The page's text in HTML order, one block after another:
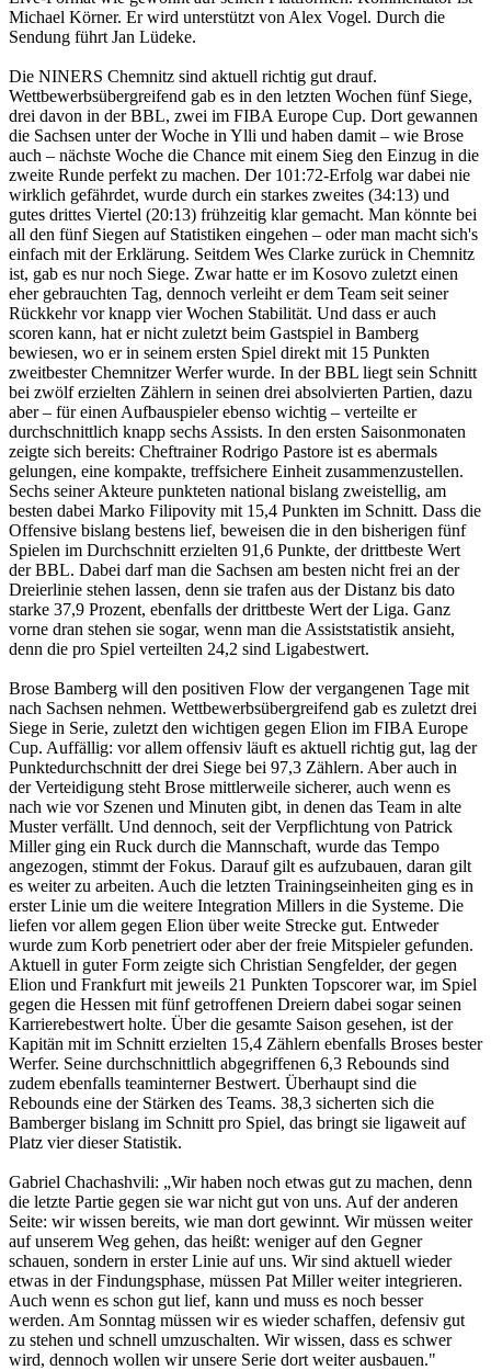
Michael Körner. Er wird unterstützt von Alex Vogel. Durch die
Sendung führt Jan Lüdeke.
Die NINERS Chemnitz sind aktuell richtig gut drauf.
Wettbewerbsübergreifend gab es in den letzten Wochen fünf Siege,
drei davon in der BBL, zwei im FIBA Europe Cup. Dort gewannen
die Sachsen unter der Woche in Ylli und haben damit – wie Brose
auch – nächste Woche die Chance mit einem Sieg den Einzug in die
zweite Runde perfekt zu machen. Der 101:72-Erfolg war dabei nie
wirklich gefährdet, wurde durch ein starkes zweites (34:13) und
gutes drittes Viertel (20:13) frühzeitig klar gemacht. Man könnte bei
all den fünf Siegen auf Statistiken eingehen – oder man macht sich's
einfach mit der Erklärung. Seitdem Wes Clarke zurück in Chemnitz
ist, gab es nur noch Siege. Zwar hatte er im Kosovo zuletzt einen
eher gebrauchten Tag, dennoch verleiht er dem Team seit seiner
Rückkehr vor knapp vier Wochen Stabilität. Und dass er auch
scoren kann, hat er nicht zuletzt beim Gastspiel in Bamberg
bewiesen, wo er in seinem ersten Spiel direkt mit 15 Punkten
zweitbester Chemnitzer Werfer wurde. In der BBL liegt sein Schnitt
bei zwölf erzielten Zählern in seinen drei absolvierten Partien, dazu
aber – für einen Aufbauspieler ebenso wichtig – verteilte er
durchschnittlich knapp sechs Assists. In den ersten Saisonmonaten
zeigte sich bereits: Cheftrainer Rodrigo Pastore ist es abermals
gelungen, eine kompakte, treffsichere Einheit zusammenzustellen.
Sechs seiner Akteure punkteten national bislang zweistellig, am
besten dabei Marko Filipovity mit 15,4 Punkten im Schnitt. Dass die
Offensive bislang bestens lief, beweisen die in den bisherigen fünf
Spielen im Durchschnitt erzielten 91,6 Punkte, der drittbeste Wert
der BBL. Dabei darf man die Sachsen am besten nicht frei an der
Dreierlinie stehen lassen, denn sie trafen aus der Distanz bis dato
starke 37,9 Prozent, ebenfalls der drittbeste Wert der Liga. Ganz
vorne dran stehen sie sogar, wenn man die Assiststatistik ansieht,
denn die pro Spiel verteilten 24,2 sind Ligabestwert.
Brose Bamberg will den positiven Flow der vergangenen Tage mit
nach Sachsen nehmen. Wettbewerbsübergreifend gab es zuletzt drei
Siege in Serie, zuletzt den wichtigen gegen Elion im FIBA Europe
Cup. Auffällig: vor allem offensiv läuft es aktuell richtig gut, lag der
Punktedurchschnitt der drei Siege bei 97,3 Zählern. Aber auch in
der Verteidigung steht Brose mittlerweile sicherer, auch wenn es
nach wie vor Szenen und Minuten gibt, in denen das Team in alte
Muster verfällt. Und dennoch, seit der Verpflichtung von Patrick
Miller ging ein Ruck durch die Mannschaft, wurde das Tempo
angezogen, stimmt der Fokus. Darauf gilt es aufzubauen, daran gilt
es weiter zu arbeiten. Auch die letzten Trainingseinheiten ging es in
erster Linie um die weitere Integration Millers in die Systeme. Die
liefen vor allem gegen Elion über weite Strecke gut. Entweder
wurde zum Korb penetriert oder aber der freie Mitspieler gefunden.
Aktuell in guter Form zeigte sich Christian Sengfelder, der gegen
Elion und Frankfurt mit jeweils 21 Punkten Topscorer war, im Spiel
gegen die Hessen mit fünf getroffenen Dreiern dabei sogar seinen
Karrierebestwert holte. Über die gesamte Saison gesehen, ist der
Kapitän mit im Schnitt erzielten 15,4 Zählern ebenfalls Broses bester
Werfer. Seine durchschnittlich abgegriffenen 6,3 Rebounds sind
zudem ebenfalls teaminterner Bestwert. Überhaupt sind die
Rebounds eine der Stärken des Teams. 38,3 sicherten sich die
Bamberger bislang im Schnitt pro Spiel, das bringt sie ligaweit auf
Platz vier dieser Statistik.
Gabriel Chachashvili: „Wir haben noch etwas gut zu machen, denn
die letzte Partie gegen sie war nicht gut von uns. Auf der anderen
Seite: wir wissen bereits, wie man dort gewinnt. Wir müssen weiter
auf unserem Weg gehen, das heißt: weniger auf den Gegner
schauen, sondern in erster Linie auf uns. Wir sind aktuell wieder
etwas in der Findungsphase, müssen Pat Miller weiter integrieren.
Auch wenn es schon gut lief, kann und muss es noch besser
werden. Am Sonntag müssen wir es wieder schaffen, defensiv gut
zu stehen und schnell umzuschalten. Wir wissen, dass es schwer
wird, dennoch wollen wir unsere Serie dort weiter ausbauen."